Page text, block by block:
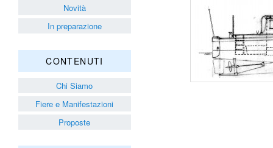
Novità
In preparazione
CONTENUTI
Chi Siamo
Fiere e Manifestazioni
Proposte